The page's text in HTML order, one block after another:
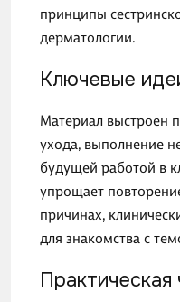
принципы
дерматологии.
Ключевые
Материал выстроен
ухода, выполнение
будущей работой в
упрощает
причинах,
для знакомства с
Практическая